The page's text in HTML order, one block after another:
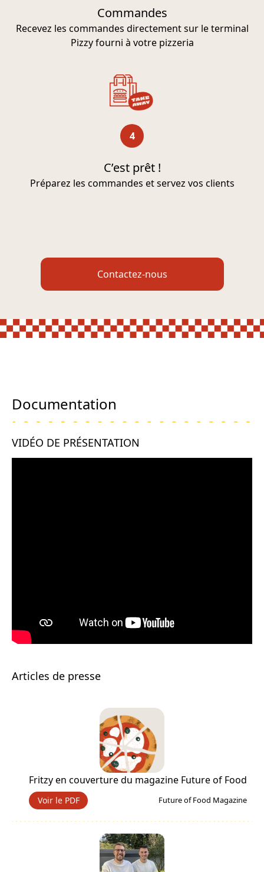
Commandes
Recevez les commandes directement sur le terminal
Pizzy fourni à votre pizzeria
4
C’est prêt !
Préparez les commandes et servez vos clients
Contactez-nous
Documentation
VIDÉO DE PRÉSENTATION
Articles de presse
Fritzy en couverture du magazine Future of Food
Voir le PDF Future of Food Magazine